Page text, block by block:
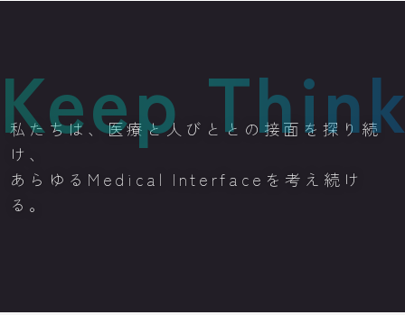
Keep
私たちは、医療と人びととの接面を探り続
け、
あらゆるMedical Interfaceを考え続け
る。